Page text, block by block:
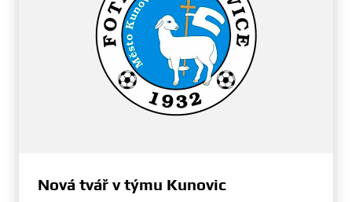
Nová tvář v týmu Kunovic